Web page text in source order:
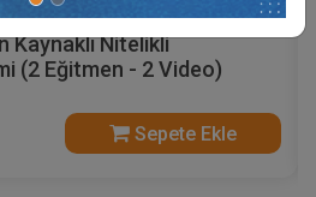
Kaynaklı Nitelikli
(2 Eğitmen - 2 Video)
Sepete Ekle